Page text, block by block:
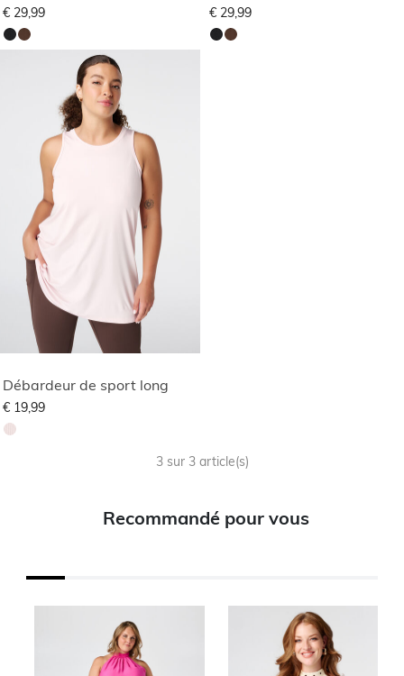
€ 29,99 € 29,99
Débardeur de sport long
€ 19,99
3 sur 3 article(s)
Recommandé pour vous